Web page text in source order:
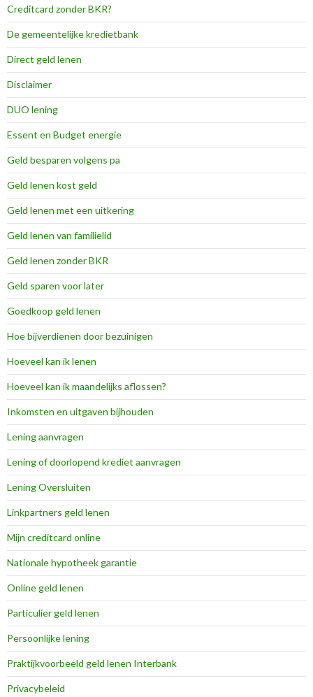
Creditcard zonder BKR?
De gemeentelijke kredietbank
Direct geld lenen
Disclaimer
DUO lening
Essent en Budget energie
Geld besparen volgens pa
Geld lenen kost geld
Geld lenen met een uitkering
Geld lenen van familielid
Geld lenen zonder BKR
Geld sparen voor later
Goedkoop geld lenen
Hoe bijverdienen door bezuinigen
Hoeveel kan ik lenen
Hoeveel kan ik maandelijks aflossen?
Inkomsten en uitgaven bijhouden
Lening aanvragen
Lening of doorlopend krediet aanvragen
Lening Oversluiten
Linkpartners geld lenen
Mijn creditcard online
Nationale hypotheek garantie
Online geld lenen
Particulier geld lenen
Persoonlijke lening
Praktijkvoorbeeld geld lenen Interbank
Privacybeleid